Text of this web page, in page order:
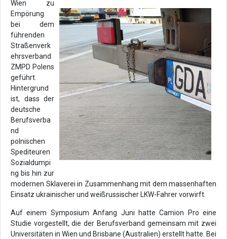
Wien zu
Empörung
bei dem
führenden
Straßenverk
ehrsverband
ZMPD Polens
geführt.
Hintergrund
ist, dass der
deutsche
Berufsverba
nd
polnischen
Spediteuren
Sozialdumpi
ng bis hin zur
modernen Sklaverei in Zusammenhang mit dem massenhaften
Einsatz ukrainischer und weißrussischer LKW-Fahrer vorwirft.
Auf einem Symposium Anfang Juni hatte Camion Pro eine
Studie vorgestellt, die der Berufsverband gemeinsam mit zwei
Universitäten in Wien und Brisbane (Australien) erstellt hatte. Bei